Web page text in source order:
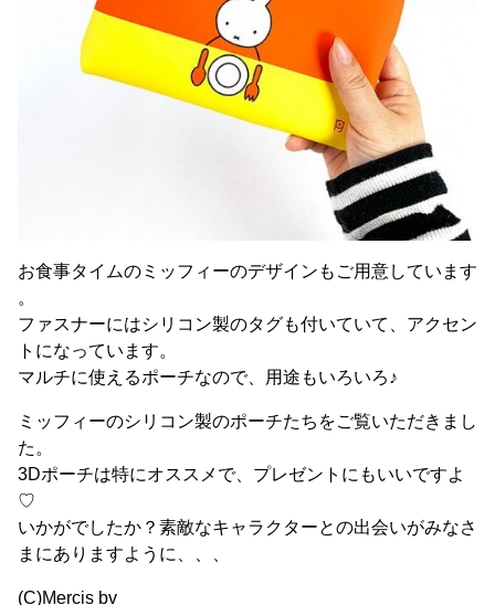
お食事タイムのミッフィーのデザインもご用意しています
。
ファスナーにはシリコン製のタグも付いていて、アクセン
トになっています。
マルチに使えるポーチなので、用途もいろいろ♪
ミッフィーのシリコン製のポーチたちをご覧いただきまし
た。
3Dポーチは特にオススメで、プレゼントにもいいですよ
♡
いかがでしたか？素敵なキャラクターとの出会いがみなさ
まにありますように、、、
(C)Mercis bv